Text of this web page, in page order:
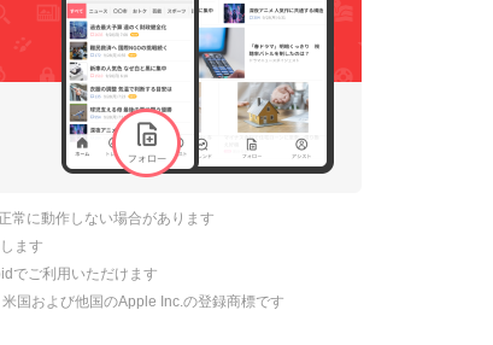
常に動作しない場合があります
ます
でご利用いただけます
国および他国のApple Inc.の登録商標です